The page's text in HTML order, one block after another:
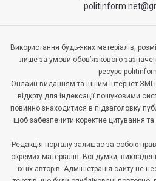
Використання будь-яких матеріалів,
лише за умови обов’язкового
ресурс
Онлайн-виданням та іншим інтернет-ЗМІ
відкрту для індексації пошуковими
повинно знаходитися в підзаголовку
щоб забезпечити коректне цитування
Редакція порталу залишає за собою
окремих матеріалів. Всі думки,
їхніх авторів. Адміністрація сайту не